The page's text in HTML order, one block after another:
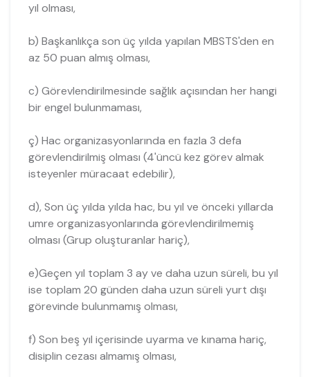
yıl olması,
b) Başkanlıkça son üç yılda yapılan MBSTS'den en
az 50 puan almış olması,
c) Görevlendirilmesinde sağlık açısından her hangi
bir engel bulunmaması,
ç) Hac organizasyonlarında en fazla 3 defa
görevlendirilmiş olması (4'üncü kez görev almak
isteyenler müracaat edebilir),
d), Son üç yılda yılda hac, bu yıl ve önceki yıllarda
umre organizasyonlarında görevlendirilmemiş
olması (Grup oluşturanlar hariç),
e)Geçen yıl toplam 3 ay ve daha uzun süreli, bu yıl
ise toplam 20 günden daha uzun süreli yurt dışı
görevinde bulunmamış olması,
f) Son beş yıl içerisinde uyarma ve kınama hariç,
disiplin cezası almamış olması,